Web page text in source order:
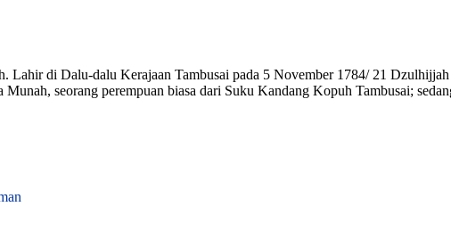
Lahir di Dalu-dalu Kerajaan Tambusai pada 5 November 1784/ 21
seorang perempuan biasa dari Suku Kandang Kopuh Tambusai;